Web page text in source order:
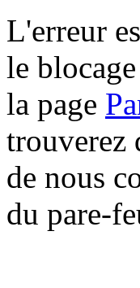
L'erreur
le
la page
trouverez
de nous
du pare-